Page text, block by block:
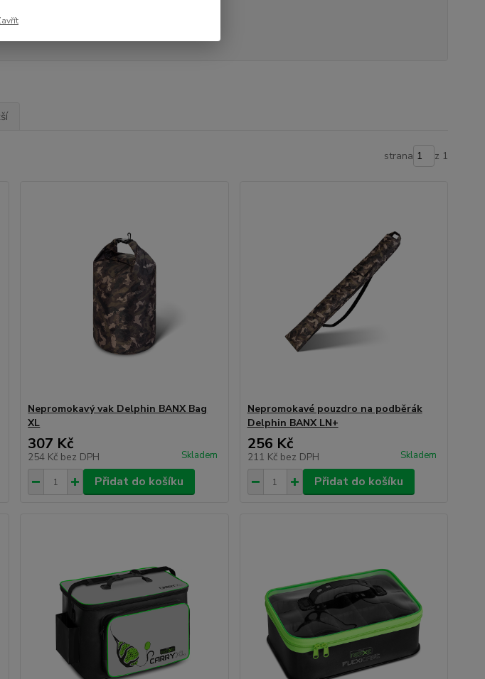
strana z 1
Nepromokavý vak Delphin BANX Bag
XL
307 Kč
254 Kč bez DPH Skladem
Přidat do košíku
Nepromokavé pouzdro na podběrák
Delphin BANX LN+
256 Kč
211 Kč bez DPH Skladem
Přidat do košíku